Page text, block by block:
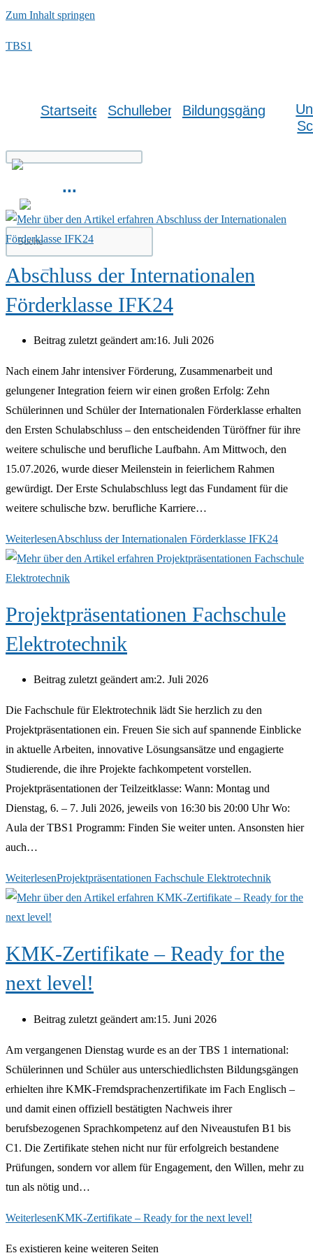
Zum Inhalt springen
TBS1
Startseite Schulleben Bildungsgänge
...
Abschluss der Internationalen
Förderklasse IFK24
Beitrag zuletzt geändert am:16. Juli 2026
Nach einem Jahr intensiver Förderung, Zusammenarbeit und
gelungener Integration feiern wir einen großen Erfolg: Zehn
Schülerinnen und Schüler der Internationalen Förderklasse erhalten
den Ersten Schulabschluss – den entscheidenden Türöffner für ihre
weitere schulische und berufliche Laufbahn. Am Mittwoch, den
15.07.2026, wurde dieser Meilenstein in feierlichem Rahmen
gewürdigt. Der Erste Schulabschluss legt das Fundament für die
weitere schulische bzw. berufliche Karriere…
WeiterlesenAbschluss der Internationalen Förderklasse IFK24
Projektpräsentationen Fachschule
Elektrotechnik
Beitrag zuletzt geändert am:2. Juli 2026
Die Fachschule für Elektrotechnik lädt Sie herzlich zu den
Projektpräsentationen ein. Freuen Sie sich auf spannende Einblicke
in aktuelle Arbeiten, innovative Lösungsansätze und engagierte
Studierende, die ihre Projekte fachkompetent vorstellen.
Projektpräsentationen der Teilzeitklasse: Wann: Montag und
Dienstag, 6. – 7. Juli 2026, jeweils von 16:30 bis 20:00 Uhr Wo:
Aula der TBS1 Programm: Finden Sie weiter unten. Ansonsten hier
auch…
WeiterlesenProjektpräsentationen Fachschule Elektrotechnik
KMK-Zertifikate – Ready for the
next level!
Beitrag zuletzt geändert am:15. Juni 2026
Am vergangenen Dienstag wurde es an der TBS 1 international:
Schülerinnen und Schüler aus unterschiedlichsten Bildungsgängen
erhielten ihre KMK-Fremdsprachenzertifikate im Fach Englisch –
und damit einen offiziell bestätigten Nachweis ihrer
berufsbezogenen Sprachkompetenz auf den Niveaustufen B1 bis
C1. Die Zertifikate stehen nicht nur für erfolgreich bestandene
Prüfungen, sondern vor allem für Engagement, den Willen, mehr zu
tun als nötig und…
WeiterlesenKMK-Zertifikate – Ready for the next level!
Es existieren keine weiteren Seiten